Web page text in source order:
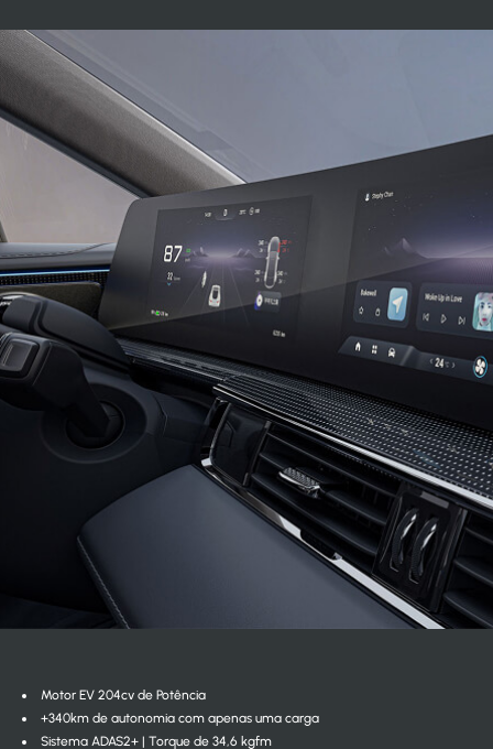
Motor EV 204cv de Potência
+340km de autonomia com apenas uma carga
Sistema ADAS2+ | Torque de 34,6 kgfm